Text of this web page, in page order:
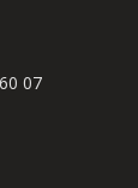
07